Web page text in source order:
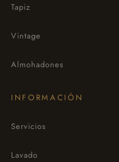
Tapiz
Vintage
Almohadones
INFORMACIÓN
Servicios
Lavado